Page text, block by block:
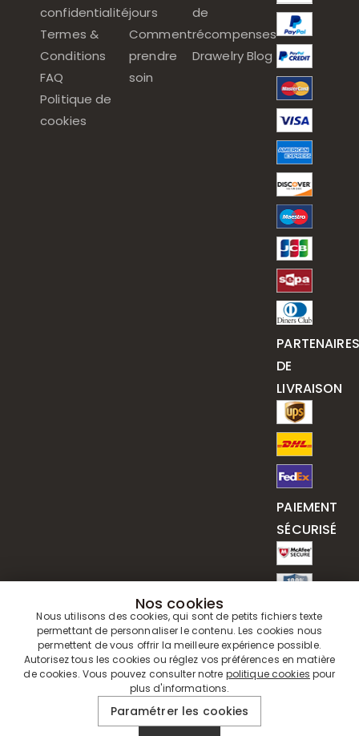
confidentialité
Termes &
Conditions
FAQ
Politique de
cookies
jours
Comment
prendre
soin
de
récompenses
Drawelry Blog
PARTENAIRES
DE
LIVRAISON
PAIEMENT
SÉCURISÉ
© 2019 - 2026Drawelry . Tous Droits Réservés.
Nos cookies
Nous utilisons des cookies, qui sont de petits fichiers texte
permettant de personnaliser le contenu. Les cookies nous
permettent de vous offrir la meilleure expérience possible.
Autorisez tous les cookies ou réglez vos préférences en matière
de cookies. Vous pouvez consulter notre politique cookies pour
plus d'informations.
Paramétrer les cookies